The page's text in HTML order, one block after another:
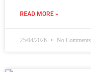
READ MORE »
25/04/2026 No Comments